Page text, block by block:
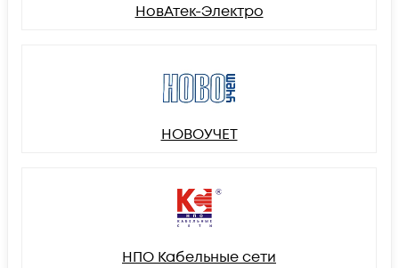
НовАтек-Электро
НОВОУЧЕТ
НПО Кабельные сети